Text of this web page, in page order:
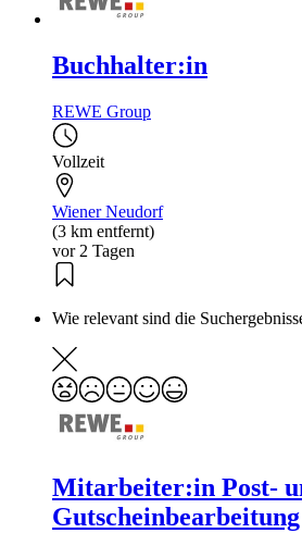
Buchhalter:in
REWE Group
Vollzeit
Wiener Neudorf
(3 km entfernt)
vor 2 Tagen
Wie relevant sind die
Mitarbeiter:in Post-
Gutscheinbearbeitung